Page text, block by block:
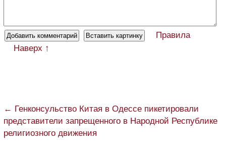
Правила
Наверх ↑
← Генконсульство Китая в Одессе пикетировали
представители запрещенного в Народной Республике
религиозного движения